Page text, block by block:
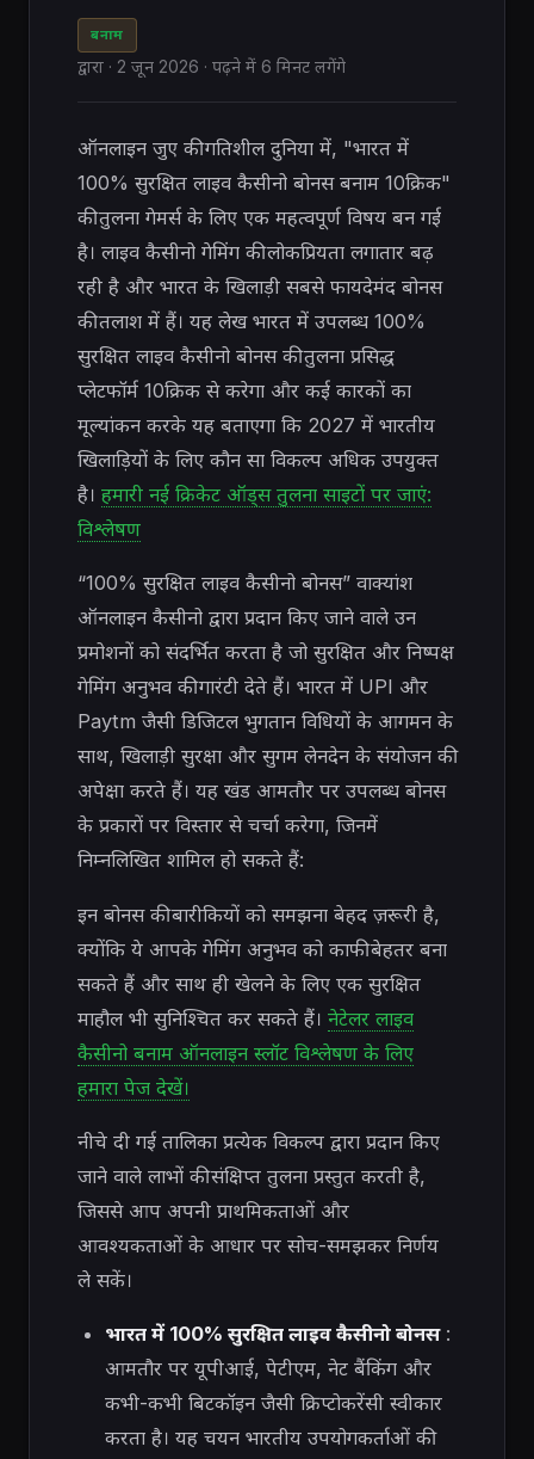
बनाम
द्वारा · 2 जून 2026 · पढ़ने में 6 मिनट लगेंगे
ऑनलाइन जुए की गतिशील दुनिया में, "भारत में
100% सुरक्षित लाइव कैसीनो बोनस बनाम 10क्रिक"
की तुलना गेमर्स के लिए एक महत्वपूर्ण विषय बन गई
है। लाइव कैसीनो गेमिंग की लोकप्रियता लगातार बढ़
रही है और भारत के खिलाड़ी सबसे फायदेमंद बोनस
की तलाश में हैं। यह लेख भारत में उपलब्ध 100%
सुरक्षित लाइव कैसीनो बोनस की तुलना प्रसिद्ध
प्लेटफॉर्म 10क्रिक से करेगा और कई कारकों का
मूल्यांकन करके यह बताएगा कि 2027 में भारतीय
खिलाड़ियों के लिए कौन सा विकल्प अधिक उपयुक्त
है। हमारी नई क्रिकेट ऑड्स तुलना साइटों पर जाएं:
विश्लेषण
“100% सुरक्षित लाइव कैसीनो बोनस” वाक्यांश
ऑनलाइन कैसीनो द्वारा प्रदान किए जाने वाले उन
प्रमोशनों को संदर्भित करता है जो सुरक्षित और निष्पक्ष
गेमिंग अनुभव की गारंटी देते हैं। भारत में UPI और
Paytm जैसी डिजिटल भुगतान विधियों के आगमन के
साथ, खिलाड़ी सुरक्षा और सुगम लेनदेन के संयोजन की
अपेक्षा करते हैं। यह खंड आमतौर पर उपलब्ध बोनस
के प्रकारों पर विस्तार से चर्चा करेगा, जिनमें
निम्नलिखित शामिल हो सकते हैं:
इन बोनस की बारीकियों को समझना बेहद ज़रूरी है,
क्योंकि ये आपके गेमिंग अनुभव को काफी बेहतर बना
सकते हैं और साथ ही खेलने के लिए एक सुरक्षित
माहौल भी सुनिश्चित कर सकते हैं। नेटेलर लाइव
कैसीनो बनाम ऑनलाइन स्लॉट विश्लेषण के लिए
हमारा पेज देखें।
नीचे दी गई तालिका प्रत्येक विकल्प द्वारा प्रदान किए
जाने वाले लाभों की संक्षिप्त तुलना प्रस्तुत करती है,
जिससे आप अपनी प्राथमिकताओं और
आवश्यकताओं के आधार पर सोच-समझकर निर्णय
ले सकें।
भारत में 100% सुरक्षित लाइव कैसीनो बोनस:
आमतौर पर यूपीआई, पेटीएम, नेट बैंकिंग और
कभी-कभी बिटकॉइन जैसी क्रिप्टोकरेंसी स्वीकार
करता है। यह चयन भारतीय उपयोगकर्ताओं की